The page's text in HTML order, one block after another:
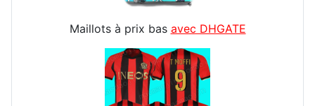
Maillots à prix bas avec DHGATE